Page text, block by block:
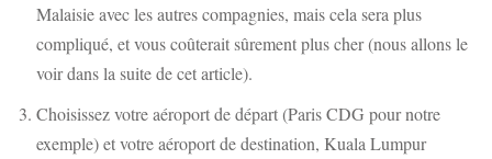
Malaisie avec les autres compagnies, mais cela sera plus
compliqué, et vous coûterait sûrement plus cher (nous allons le
voir dans la suite de cet article).
Choisissez votre aéroport de départ (Paris CDG pour notre
exemple) et votre aéroport de destination, Kuala Lumpur